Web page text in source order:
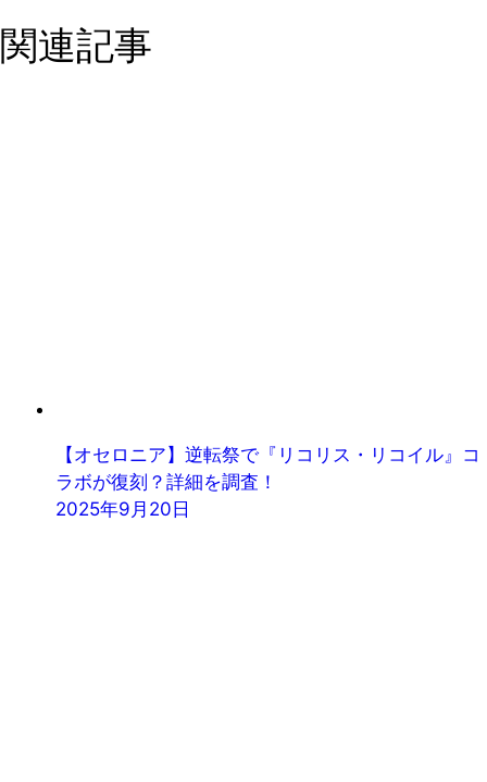
関連記事
【オセロニア】逆転祭で『リコリス・リコイル』コ
ラボが復刻？詳細を調査！
2025年9月20日